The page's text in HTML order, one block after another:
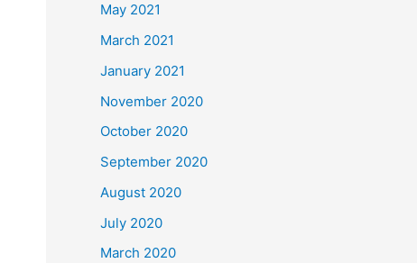
May 2021
March 2021
January 2021
November 2020
October 2020
September 2020
August 2020
July 2020
March 2020